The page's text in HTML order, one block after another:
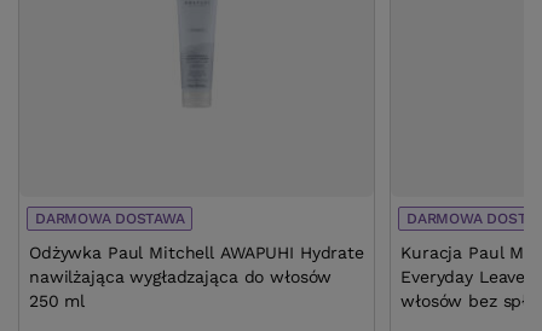
DARMOWA DOSTAWA
Odżywka Paul Mitchell AWAPUHI Hydrate
nawilżająca wygładzająca do włosów
250 ml
DARMOWA
Kuracja Paul
Everyday
włosów bez